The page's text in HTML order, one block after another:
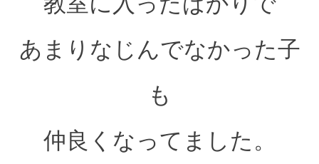
あまりなじんでなかった子
も
仲良くなってました。